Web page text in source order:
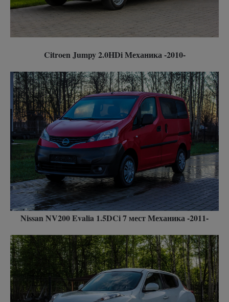
Citroen Jumpy 2.0HDi Механика -2010-
Nissan NV200 Evalia 1.5DCi 7 мест Механика -2011-